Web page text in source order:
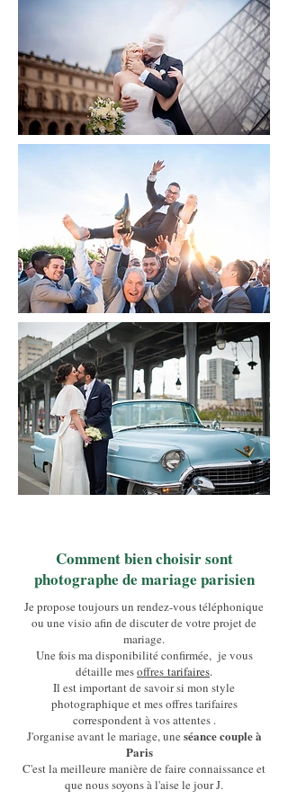
Comment bien choisir sont
photographe de mariage parisien
Je propose toujours un rendez-vous téléphonique
ou une visio afin de discuter de votre projet de
mariage.
Une fois ma disponibilité confirmée, je vous
détaille mesoffres tarifaires.
Il est important de savoir si mon style
photographique et mes offres tarifaires
correspondent à vos attentes .
J'organise avant le mariage, une séance couple à
Paris
C'est la meilleure manière de faire connaissance et
que nous soyons à l'aise le jour J.